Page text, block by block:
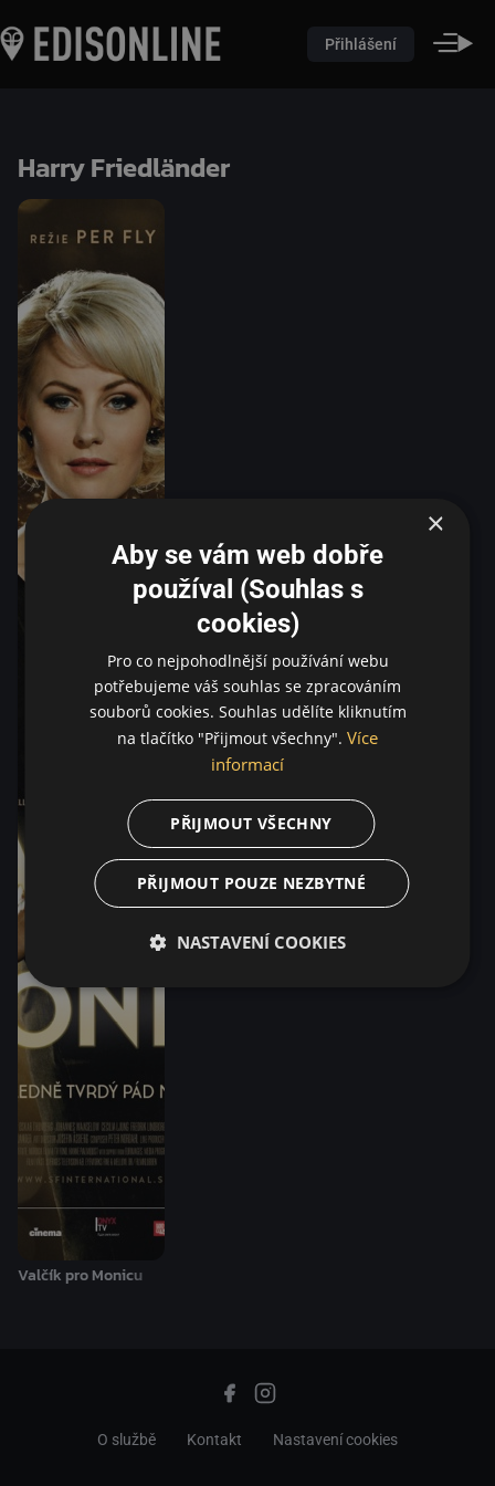
Přihlášení
Harry Friedländer
Valčík pro Monicu
O službě Kontakt Nastavení cookies
×
Aby se vám web dobře
používal (Souhlas s
cookies)
Pro co nejpohodlnější používání webu
potřebujeme váš souhlas se zpracováním
souborů cookies. Souhlas udělíte kliknutím
na tlačítko "Přijmout všechny". Více
informací
PŘIJMOUT VŠECHNY
PŘIJMOUT POUZE NEZBYTNÉ
NASTAVENÍ COOKIES